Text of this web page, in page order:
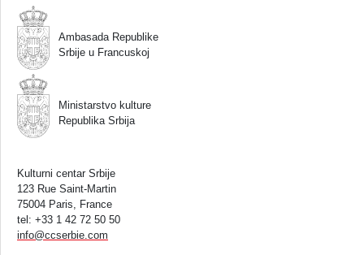
Ambasada Republike
Srbije u Francuskoj
Ministarstvo kulture
Republika Srbija
Kulturni centar Srbije
123 Rue Saint-Martin
75004 Paris, France
tel: +33 1 42 72 50 50
info@ccserbie.com